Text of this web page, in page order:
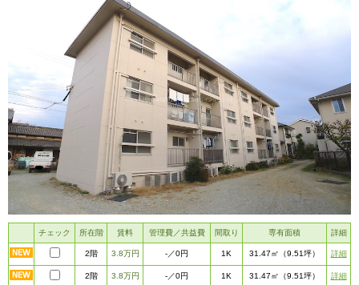
チェック 所在階 賃料 管理費／共益費 間取り 専有面積 詳細
2階 3.8万円 -／0円 1K 31.47㎡ （9.51坪） 詳細
2階 3.8万円 -／0円 1K 31.47㎡ （9.51坪） 詳細